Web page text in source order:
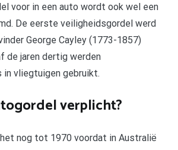
voor in een auto wordt ook wel een
De eerste veiligheidsgordel werd
George Cayley (1773-1857)
de jaren dertig werden
vliegtuigen gebruikt.
verplicht?
nog tot 1970 voordat in Australië